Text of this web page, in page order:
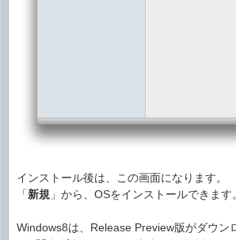
インストール後は、この画面になります。
「新規 」から、OSをインストールできます。
Windows8は、Release Preview版がダウン